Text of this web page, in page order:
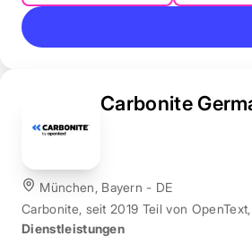
Carbonite
München, Bayern - DE
Carbonite, seit 2019 Teil von
Dienstleistungen